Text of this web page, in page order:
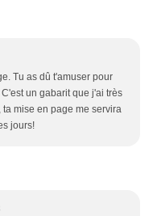
Tu as dû t'amuser pour
un gabarit que j'ai très
mise en page me servira
jours!